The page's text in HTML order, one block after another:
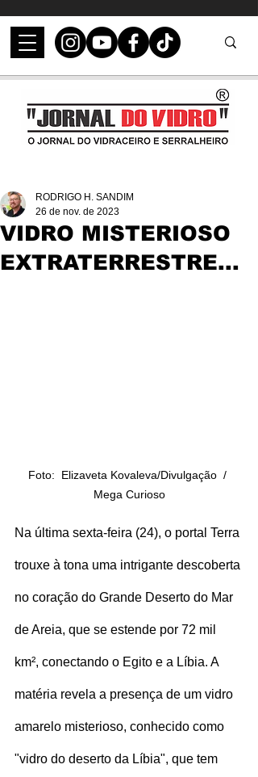
VIDRO MISTERIOSO
EXTRATERRESTRE...
RODRIGO H. SANDIM
26 de nov. de 2023
Foto:  Elizaveta Kovaleva/Divulgação  /
Mega Curioso
Na última sexta-feira (24), o portal Terra
trouxe à tona uma intrigante descoberta
no coração do Grande Deserto do Mar
de Areia, que se estende por 72 mil
km², conectando o Egito e a Líbia. A
matéria revela a presença de um vidro
amarelo misterioso, conhecido como
"vidro do deserto da Líbia", que tem